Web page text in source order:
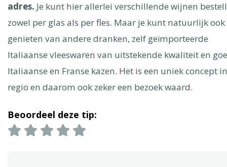
Ålesund
Florence
Dublin
Hong Kong München Wenen Budapest
Madrid
Vancouver
Alles bekijken
adres. Je kunt hier allerlei verschillende wijnen
zowel per glas als per fles. Maar je kunt natuurlijk ook
genieten van andere dranken, zelf geïmporteerde
Italiaanse vleeswaren van uitstekende kwaliteit en
Italiaanse en Franse kazen. Het is een uniek concept
regio en daarom ook zeker een bezoek waard.
Beoordeel deze tip: